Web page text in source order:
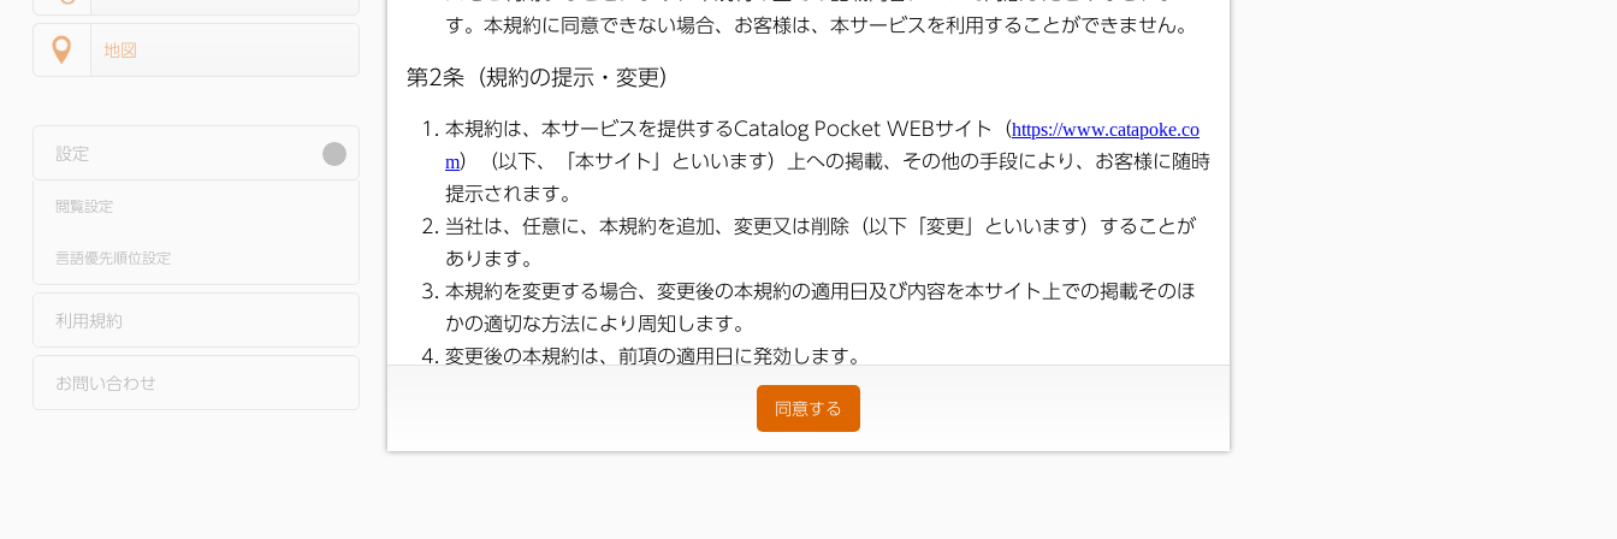
地図
設定
閲覧設定
言語優先順位設定
利用規約
お問い合わせ